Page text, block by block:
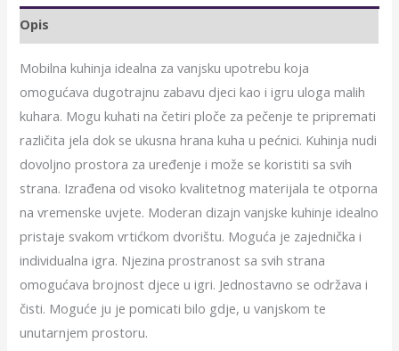
Opis
Mobilna kuhinja idealna za vanjsku upotrebu koja
omogućava dugotrajnu zabavu djeci kao i igru uloga malih
kuhara. Mogu kuhati na četiri ploče za pečenje te pripremati
različita jela dok se ukusna hrana kuha u pećnici. Kuhinja nudi
dovoljno prostora za uređenje i može se koristiti sa svih
strana. Izrađena od visoko kvalitetnog materijala te otporna
na vremenske uvjete. Moderan dizajn vanjske kuhinje idealno
pristaje svakom vrtićkom dvorištu. Moguća je zajednička i
individualna igra. Njezina prostranost sa svih strana
omogućava brojnost djece u igri. Jednostavno se održava i
čisti. Moguće ju je pomicati bilo gdje, u vanjskom te
unutarnjem prostoru.